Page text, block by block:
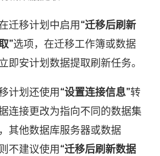
迁移计划中启用“迁移后刷新
”选项，在迁移工作簿或数据
即安计划数据提取刷新任务。
计划还使用“设置连接信息”转
连接更改为指向不同的数据集
，其他数据库服务器或数据
不建议使用“迁移后刷新数据